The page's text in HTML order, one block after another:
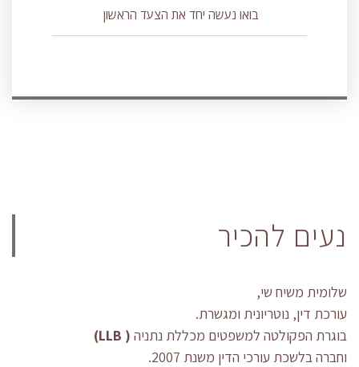
בואו נעשה יחד את הצעד הראשון
נעים להכיר
שלומית משיח שי,
עורכת דין, נוטריונית ומגשרת.
בוגרת הפקולטה למשפטים מכללת נתניה( LLB)
וחברה בלשכת עורכי הדין משנת 2007.